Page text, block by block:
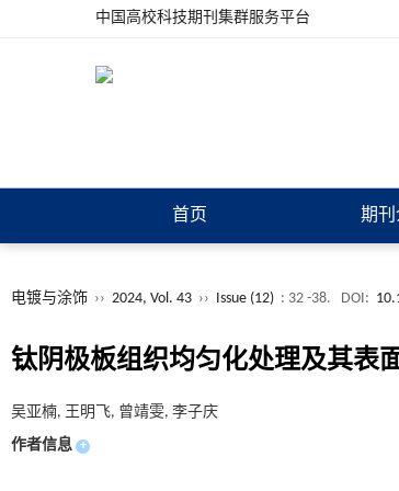
中国高校科技期刊集群服务平台
首页 期刊
电镀与涂饰 ›› 2024, Vol. 43 ›› Issue (12) : 32 -38. DOI:
钛阴极板组织均匀化处理及其表
吴亚楠, 王明飞, 曾靖雯, 李子庆
作者信息 +